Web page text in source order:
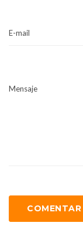
E-mail
Mensaje
COMENTAR